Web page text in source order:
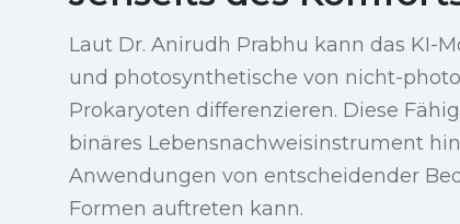
Laut Dr. Anirudh Prabhu kann das KI-
und photosynthetische von nicht-
Prokaryoten differenzieren. Diese
binäres Lebensnachweisinstrument
Anwendungen von entscheidender
Formen auftreten kann.